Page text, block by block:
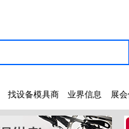
找设备模具商 业界信息 展